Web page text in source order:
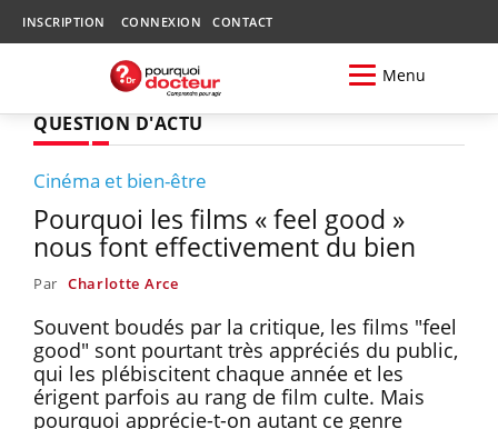
INSCRIPTION CONNEXION CONTACT
Menu
QUESTION D'ACTU
Cinéma et bien-être
Pourquoi les films « feel good »
nous font effectivement du bien
Par Charlotte Arce
Souvent boudés par la critique, les films "feel
good" sont pourtant très appréciés du public,
qui les plébiscitent chaque année et les
érigent parfois au rang de film culte. Mais
pourquoi apprécie-t-on autant ce genre